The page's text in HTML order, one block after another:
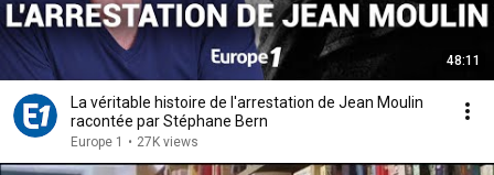
48:11
La véritable histoire de l'arrestation de Jean Moulin
racontée par Stéphane Bern
Europe 1 • 27K views